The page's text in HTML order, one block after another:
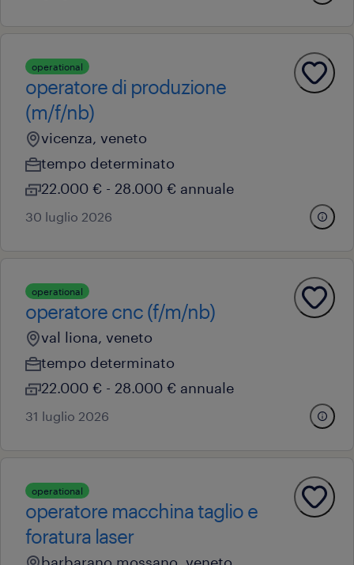
operational
operatore di produzione
(m/f/nb)
vicenza, veneto
tempo determinato
22.000 € - 28.000 € annuale
30 luglio 2026
operational
operatore cnc (f/m/nb)
val liona, veneto
tempo determinato
22.000 € - 28.000 € annuale
31 luglio 2026
operational
operatore macchina taglio e
foratura laser